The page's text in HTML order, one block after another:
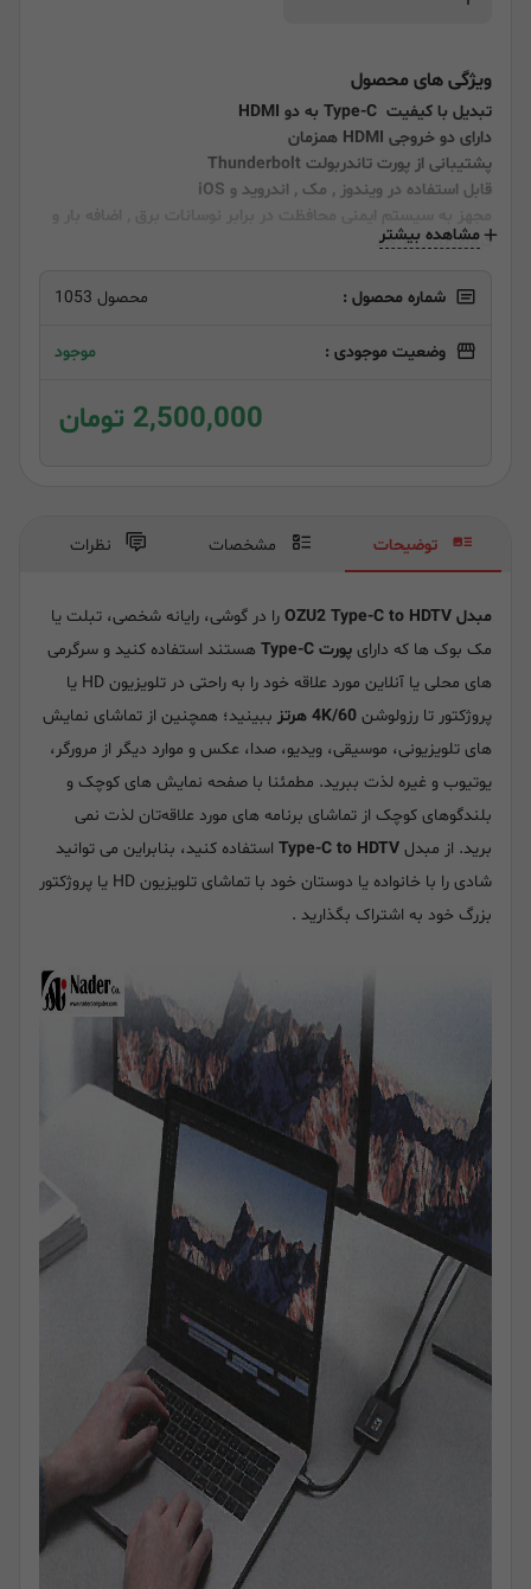
ویژگی های محصول
تبدیل با کیفیت Type-C به دو HDMI
دارای دو خروجی HDMI همزمان
پشتیبانی از پورت تاندربولت
قابل استفاده در ویندوز , مک , اندروید و iOS
گرمای بیش از حد
پشتیبانی از رزولوشن 2160*3840 , 60@
مشاهده بیشتر
شماره محصول : محصول 1053
وضعیت موجودی : موجود
2,500,000 تومان
مبدل OZU2 Type-C to HDTV
را در گوشی، رایانه شخصی، تبلت یا
مک بوک ها که دارای پورت Type-C
هستند استفاده کنید و سرگرمی
های محلی یا آنلاین مورد علاقه خود را به راحتی در تلویزیون HD یا
پروژکتور تا رزولوشن 4K/60 هرتز
ببینید؛ همچنین از تماشای نمایش
های تلویزیونی، موسیقی، ویدیو، صدا، عکس و موارد دیگر از مرورگر،
یوتیوب و غیره لذت ببرید. مطمئنا با صفحه نمایش های کوچک و
بلندگوهای کوچک از تماشای برنامه های مورد علاقه‌تان لذت نمی
برید. از مبدل
استفاده کنید، بنابراین می توانید
شادی را با خانواده یا دوستان خود با تماشای تلویزیون HD یا پروژکتور
بزرگ خود به اشتراک بگذارید .